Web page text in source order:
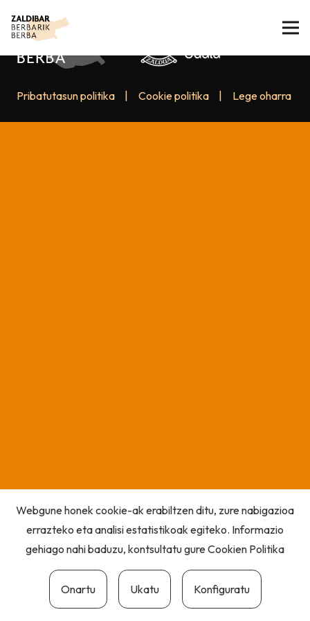
Pribatutasun politika Cookie politika Lege oharra
Webgune honek cookie-ak erabiltzen ditu, zure nabigazioa
errazteko eta analisi estatistikoak egiteko. Informazio
gehiago nahi baduzu, kontsultatu gureCookien Politika
Onartu Ukatu Konfiguratu